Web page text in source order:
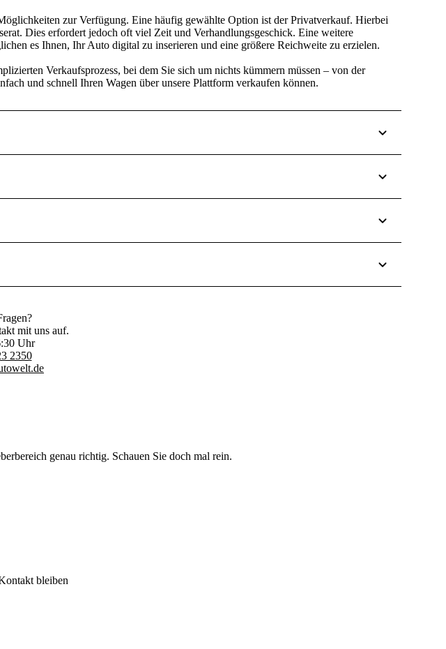
zur Verfügung. Eine häufig gewählte Option ist derPrivatverkauf. Hierbei
Dies erfordert jedoch oft viel Zeit und Verhandlungsgeschick. Eine weitere
es Ihnen, Ihr Auto digital zu inserieren und eine größere Reichweite zu erzielen.
Verkaufsprozess, bei dem Sie sich um nichts kümmern müssen – von der
und schnell Ihren Wagen über unsere Plattform verkaufen können.
mit uns auf.
Uhr
2350
genau richtig. Schauen Sie doch mal rein.
bleiben